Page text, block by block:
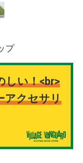
プ
しい！<br>
アクセサリ